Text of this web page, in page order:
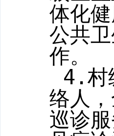
体化
公共
作。
4.村
络人
巡诊